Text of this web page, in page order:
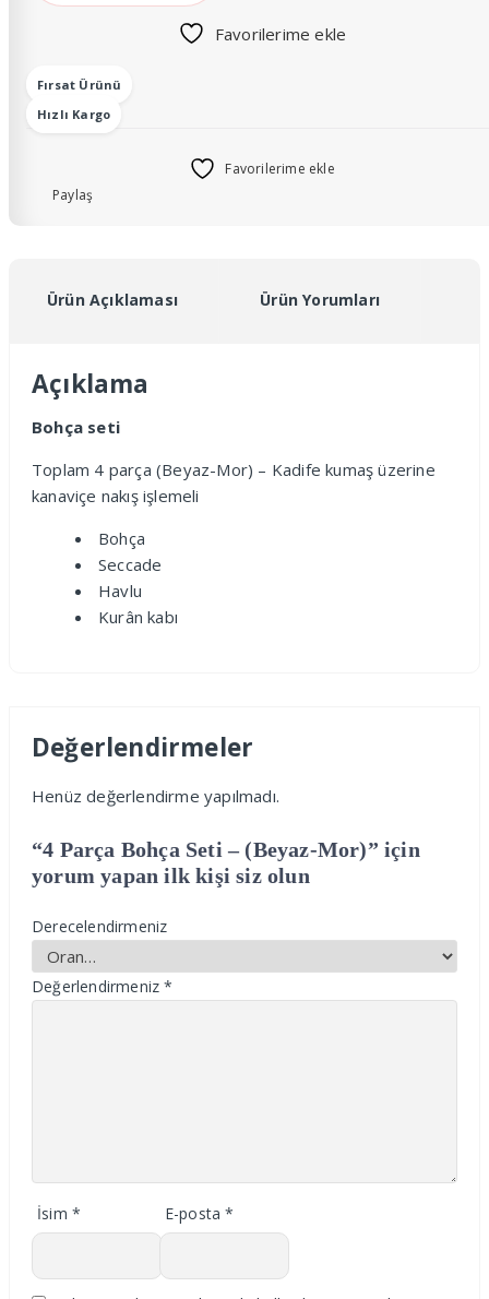
Bohça
(Beyaz-
Mor)
Favorilerime ekle
Fırsat Ürünü
Hızlı Kargo
Favorilerime ekle
Paylaş
Ürün Açıklaması Ürün Yorumları
Açıklama
Bohça seti
Toplam 4 parça (Beyaz-Mor) – Kadife kumaş üzerine
kanaviçe nakış işlemeli
Bohça
Seccade
Havlu
Kurân kabı
Değerlendirmeler
Henüz değerlendirme yapılmadı.
“4 Parça Bohça Seti – (Beyaz-Mor)” için
yorum yapan ilk kişi siz olun
Derecelendirmeniz
Değerlendirmeniz*
İsim * E-posta*